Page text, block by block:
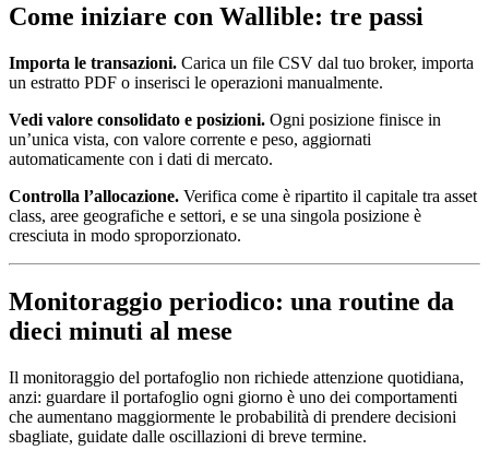
Come iniziare con Wallible: tre passi
Importa le transazioni. Carica un file CSV dal tuo broker, importa
un estratto PDF o inserisci le operazioni manualmente.
Vedi valore consolidato e posizioni. Ogni posizione finisce in
un’unica vista, con valore corrente e peso, aggiornati
automaticamente con i dati di mercato.
Controlla l’allocazione. Verifica come è ripartito il capitale tra asset
class, aree geografiche e settori, e se una singola posizione è
cresciuta in modo sproporzionato.
Monitoraggio periodico: una routine da
dieci minuti al mese
Il monitoraggio del portafoglio non richiede attenzione quotidiana,
anzi: guardare il portafoglio ogni giorno è uno dei comportamenti
che aumentano maggiormente le probabilità di prendere decisioni
sbagliate, guidate dalle oscillazioni di breve termine.